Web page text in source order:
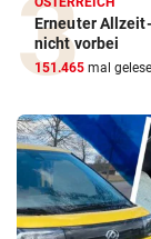
Erneuter
nicht vorbei
151.465 mal